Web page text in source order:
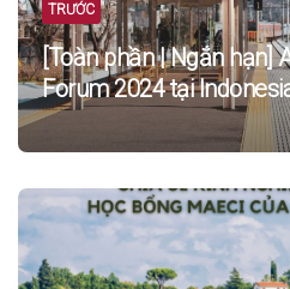
TRƯỚC
[Toàn phần | Ngắn hạn]
Forum 2024 tại